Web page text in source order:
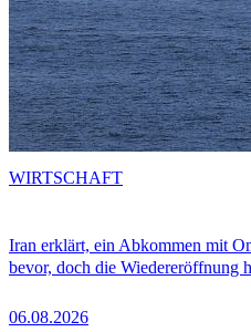
Iran erklärt, ein Abkommen mit
bevor, doch die Wiedereröffnung
06.08.2026
WIRTSCHAFT